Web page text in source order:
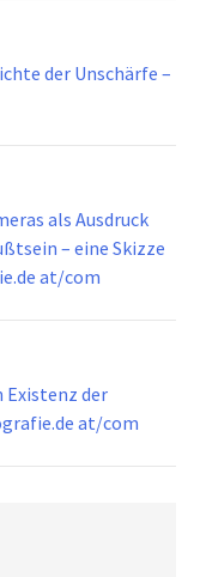
der Unschärfe –
als Ausdruck
– eine Skizze
at/com
Existenz der
at/com